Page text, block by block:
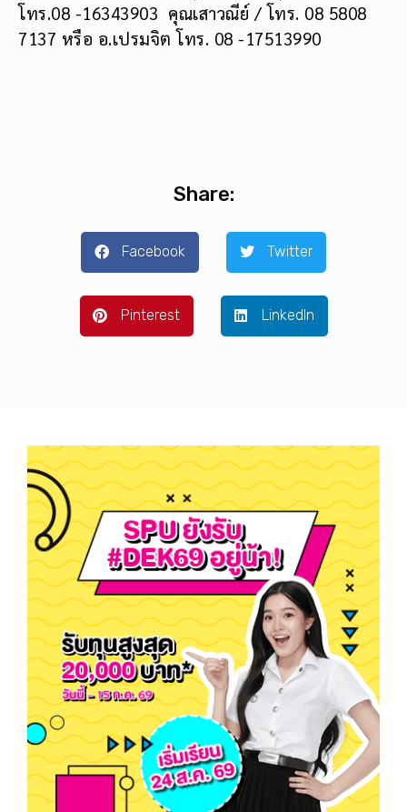
โทร.08 -16343903 คุณเสาวณีย์ / โทร. 08 5808
7137 หรือ อ.เปรมจิต โทร. 08 -17513990
Share:
Facebook Twitter
Pinterest LinkedIn